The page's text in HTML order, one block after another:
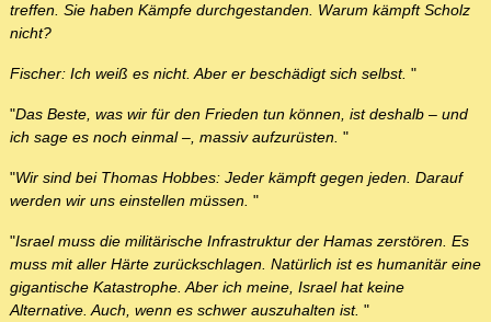
treffen. Sie haben Kämpfe durchgestanden. Warum kämpft Scholz
nicht?
Fischer: Ich weiß es nicht. Aber er beschädigt sich selbst. "
"Das Beste, was wir für den Frieden tun können, ist deshalb – und
ich sage es noch einmal –, massiv aufzurüsten. "
"Wir sind bei Thomas Hobbes: Jeder kämpft gegen jeden. Darauf
werden wir uns einstellen müssen. "
"Israel muss die militärische Infrastruktur der Hamas zerstören. Es
muss mit aller Härte zurückschlagen. Natürlich ist es humanitär eine
gigantische Katastrophe. Aber ich meine, Israel hat keine
Alternative. Auch, wenn es schwer auszuhalten ist. "